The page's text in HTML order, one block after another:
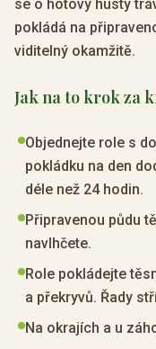
se o hotový hustý
pokládá na
viditelný okamžitě.
Jak na to krok za
Objednejte role s
pokládku na den
déle než 24 hodin.
Připravenou půdu
navlhčete.
Role pokládejte
a překryvů. Řady
Na okrajích a u